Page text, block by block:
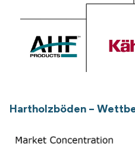
Hartholzböden –